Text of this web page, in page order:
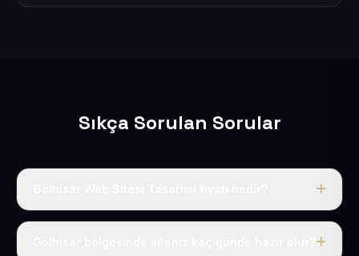
Sıkça Sorulan Sorular
Tek fiyat uygulanır: yıllık 50 USD + KDV. Bu bedele alan